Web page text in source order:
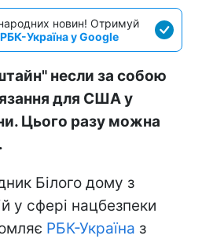
новин! Отримуй
РБК-Україна у Google
несли за собою
для США у
Цього разу можна
Білого дому з
у сфері нацбезпеки
РБК-Україна з